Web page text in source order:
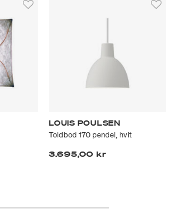
LOUIS POULSEN
Toldbod 170 pendel, hvit
3.695,00 kr